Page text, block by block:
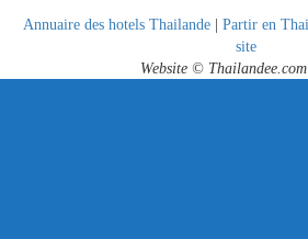
Annuaire des hotels Thailande | Partir en
site
Website ©